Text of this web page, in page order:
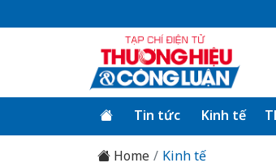
Tin tức Kinh tế
Home Kinh tế